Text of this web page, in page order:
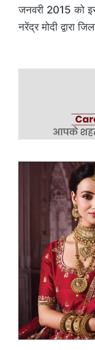
जनवरी 2015 को
नरेंद्र मोदी द्वारा